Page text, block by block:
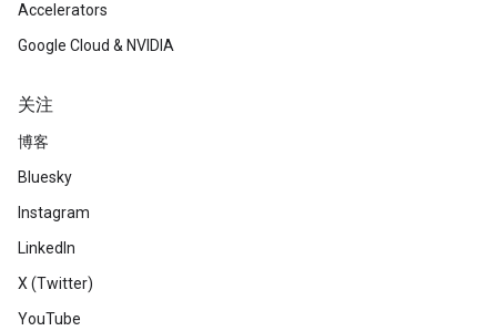
Accelerators
Google Cloud & NVIDIA
关注
博客
Bluesky
Instagram
LinkedIn
X (Twitter)
YouTube